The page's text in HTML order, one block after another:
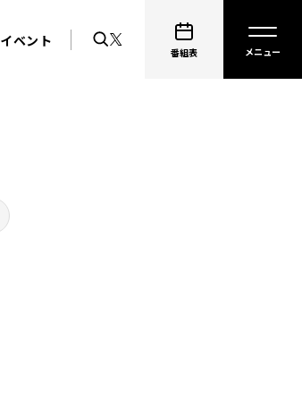
イベント
番組表